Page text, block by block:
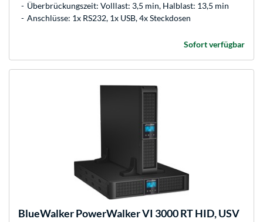
Überbrückungszeit: Volllast: 3,5 min, Halblast: 13,5 min
Anschlüsse: 1x RS232, 1x USB, 4x Steckdosen
Sofort verfügbar
BlueWalkerPowerWalker VI 3000 RT HID, USV